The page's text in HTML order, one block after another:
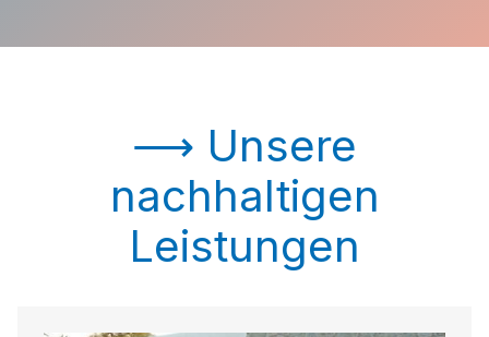
⟶ Unsere
nachhaltigen
Leistungen